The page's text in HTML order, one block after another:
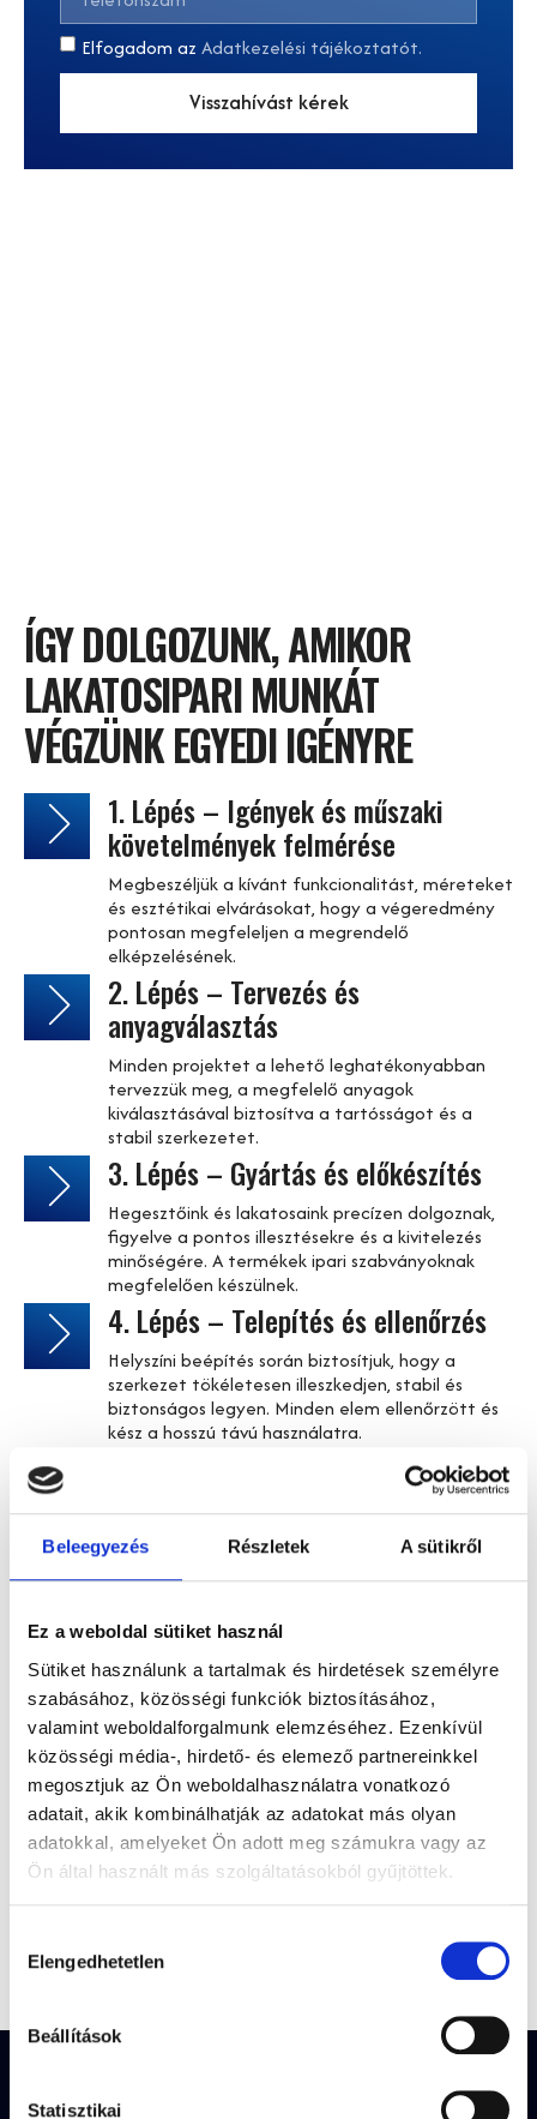
Beleegyezés Részletek A sütikről
Ez a weboldal sütiket használ
Sütiket használunk a tartalmak és hirdetések személyre
szabásához, közösségi funkciók biztosításához,
valamint weboldalforgalmunk elemzéséhez. Ezenkívül
közösségi média-, hirdető- és elemező partnereinkkel
megosztjuk az Ön weboldalhasználatra vonatkozó
adatait, akik kombinálhatják az adatokat más olyan
adatokkal, amelyeket Ön adott meg számukra vagy az
Ön által használt más szolgáltatásokból gyűjtöttek.
kiválasztása
Elengedhetetlen
Beállítások
Statisztikai
Elfogadom az Adatkezelési tájékoztatót.
Visszahívást kérek
ÍGY DOLGOZUNK, AMIKOR
LAKATOSIPARI MUNKÁT
VÉGZÜNK EGYEDI IGÉNYRE
1. Lépés – Igények és műszaki
követelmények felmérése
Megbeszéljük a kívánt funkcionalitást, méreteket
és esztétikai elvárásokat, hogy a végeredmény
pontosan megfeleljen a megrendelő
elképzelésének.
2. Lépés – Tervezés és
anyagválasztás
Minden projektet a lehető leghatékonyabban
tervezzük meg, a megfelelő anyagok
kiválasztásával biztosítva a tartósságot és a
stabil szerkezetet.
3. Lépés – Gyártás és előkészítés
Hegesztőink és lakatosaink precízen dolgoznak,
figyelve a pontos illesztésekre és a kivitelezés
minőségére. A termékek ipari szabványoknak
megfelelően készülnek.
4. Lépés – Telepítés és ellenőrzés
Helyszíni beépítés során biztosítjuk, hogy a
szerkezet tökéletesen illeszkedjen, stabil és
biztonságos legyen. Minden elem ellenőrzött és
kész a hosszú távú használatra.